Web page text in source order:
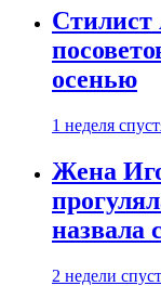
Стилист
осенью
1 неделя
Жена
назвала
2 недели